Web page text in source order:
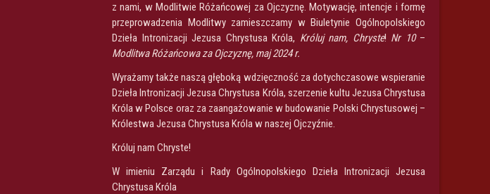
z nami, w Modlitwie Różańcowej za Ojczyznę. Motywację, intencje i formę
przeprowadzenia Modlitwy zamieszczamy w Biuletynie Ogólnopolskiego
Dzieła Intronizacji Jezusa Chrystusa Króla, Króluj nam, Chryste! Nr 10–
Modlitwa Różańcowa za Ojczyznę, maj 2024 r.
Wyrażamy także naszą głęboką wdzięczność za dotychczasowe wspieranie
Dzieła Intronizacji Jezusa Chrystusa Króla, szerzenie kultu Jezusa Chrystusa
Króla w Polsce oraz za zaangażowanie w budowanie Polski Chrystusowej –
Królestwa Jezusa Chrystusa Króla w naszej Ojczyźnie.
Króluj nam Chryste!
W imieniu Zarządu i Rady Ogólnopolskiego Dzieła Intronizacji Jezusa
Chrystusa Króla